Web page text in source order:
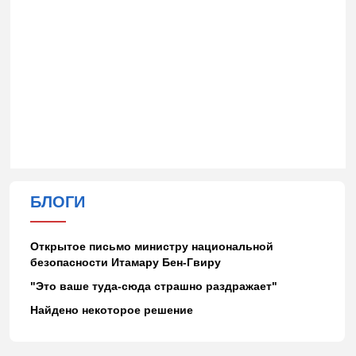
БЛОГИ
Открытое письмо министру национальной
безопасности Итамару Бен-Гвиру
"Это ваше туда-сюда страшно раздражает"
Найдено некоторое решение